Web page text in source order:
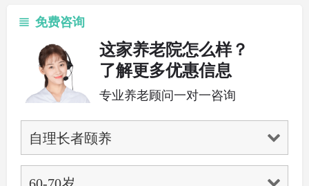
免费咨询
这家养老院怎么样？
了解更多优惠信息
专业养老顾问一对一咨询